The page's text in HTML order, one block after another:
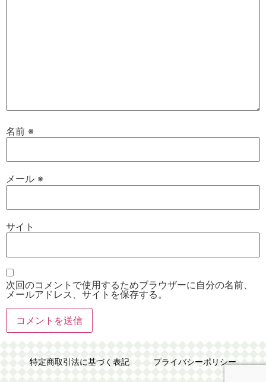
名前 ※
メール ※
サイト
次回のコメントで使用するためブラウザーに自分の名前、
メールアドレス、サイトを保存する。
特定商取引法に基づく表記 プライバシーポリシー